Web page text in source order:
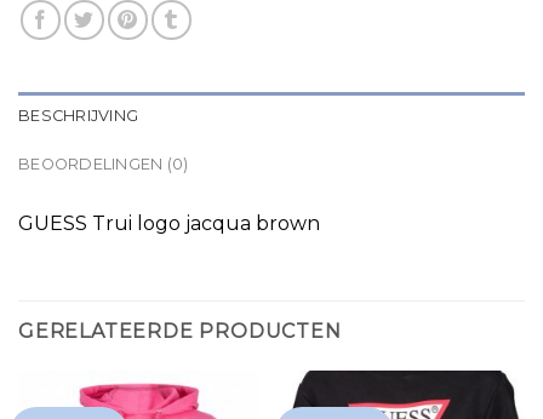
BESCHRIJVING
BEOORDELINGEN (0)
GUESS Trui logo jacqua brown
GERELATEERDE PRODUCTEN